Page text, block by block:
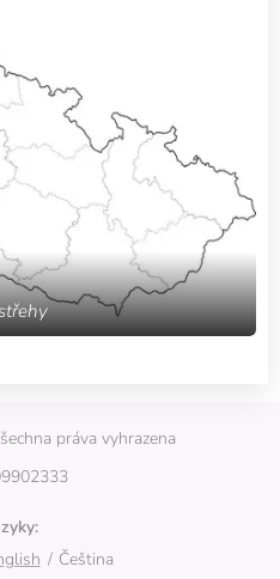
práva vyhrazena
Čeština